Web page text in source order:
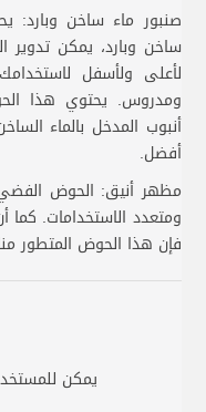
ساخن وبارد، يمكن تدوير
لأعلى ولأسفل
ومدروس. يحتوي هذا
أنبوب المدخل بالماء
أفضل.
مظهر أنيق: الحوض الفضي
ومتعدد الاستخدامات. كما
فإن هذا الحوض المتطور
يمكن